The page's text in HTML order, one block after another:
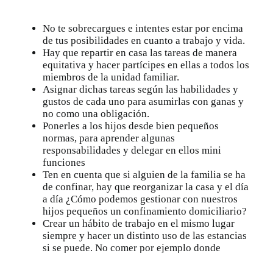
No te sobrecargues e intentes estar por encima
de tus posibilidades en cuanto a trabajo y vida.
Hay que repartir en casa las tareas de manera
equitativa y hacer partícipes en ellas a todos los
miembros de la unidad familiar.
Asignar dichas tareas según las habilidades y
gustos de cada uno para asumirlas con ganas y
no como una obligación.
Ponerles a los hijos desde bien pequeños
normas, para aprender algunas
responsabilidades y delegar en ellos mini
funciones
Ten en cuenta que si alguien de la familia se ha
de confinar, hay que reorganizar la casa y el día
a día ¿Cómo podemos gestionar con nuestros
hijos pequeños un confinamiento domiciliario?
Crear un hábito de trabajo en el mismo lugar
siempre y hacer un distinto uso de las estancias
si se puede. No comer por ejemplo donde